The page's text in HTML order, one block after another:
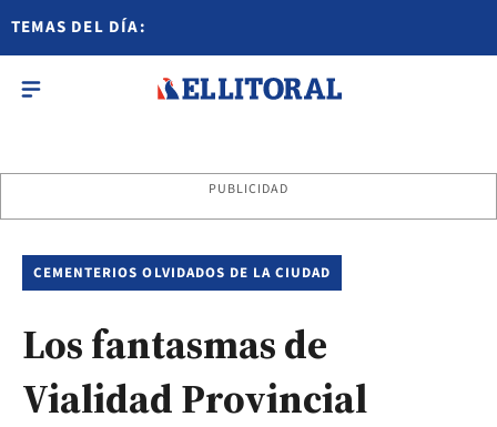
TEMAS DEL DÍA:
PUBLICIDAD
CEMENTERIOS OLVIDADOS DE LA CIUDAD
Los fantasmas de
Vialidad Provincial